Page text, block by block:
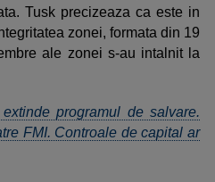
Tusk precizeaza ca este in
zonei, formata din 19
ale zonei s-au intalnit la
programul de salvare.
FMI. Controale de capital ar